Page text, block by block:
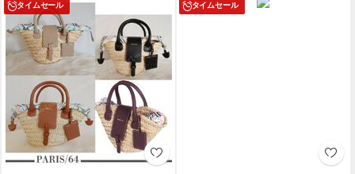
タイムセール タイムセール